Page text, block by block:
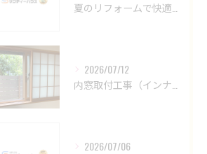
2026/07/12
2026/07/06